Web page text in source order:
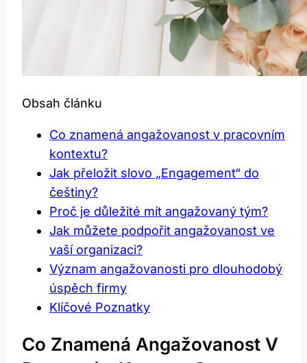
Obsah článku
Co znamená angažovanost v pracovním
kontextu?
Jak přeložit slovo „Engagement“ do
češtiny?
Proč je důležité mít angažovaný tým?
Jak můžete podpořit angažovanost ve
vaší organizaci?
Význam angažovanosti pro dlouhodobý
úspěch firmy
Klíčové Poznatky
Co Znamená Angažovanost V